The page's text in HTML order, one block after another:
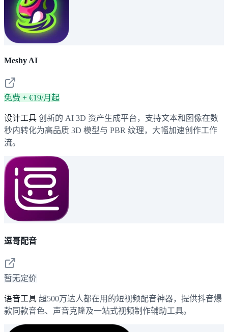
Meshy AI
免费 + €19/月起
设计工具 创新的 AI 3D 资产生成平台，支持文本和图像在数
秒内转化为高品质 3D 模型与 PBR 纹理，大幅加速创作工作
流。
逗哥配音
暂无定价
语音工具 超500万达人都在用的短视频配音神器，提供抖音爆
款同款音色、声音克隆及一站式视频制作辅助工具。